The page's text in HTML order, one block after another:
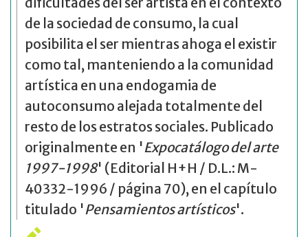
de la sociedad de consumo, la cual
posibilita el ser mientras ahoga el existir
como tal, manteniendo a la comunidad
artística en una endogamia de
autoconsumo alejada totalmente del
resto de los estratos sociales. Publicado
originalmente en 'Expocatálogo del arte
1997-1998' (Editorial H+H / D.L.: M-
40332-1996 / página 70), en el capítulo
titulado 'Pensamientos artísticos'.